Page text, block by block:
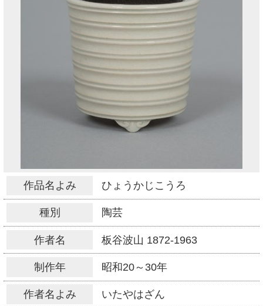
作品名よみ ひょうかじこうろ
種別 陶芸
作者名 板谷波山 1872-1963
制作年 昭和20～30年
作者名よみ いたやはざん